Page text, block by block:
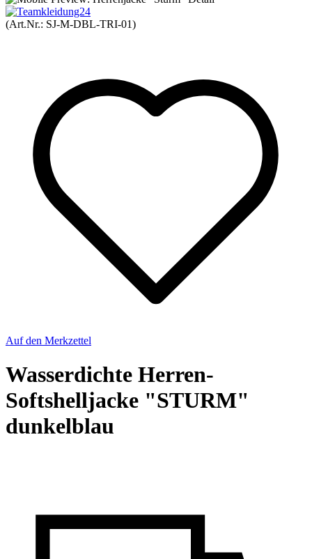
(Art.Nr.: SJ-M-DBL-TRI-01)
Auf den Merkzettel
Wasserdichte Herren-
Softshelljacke "STURM"
dunkelblau